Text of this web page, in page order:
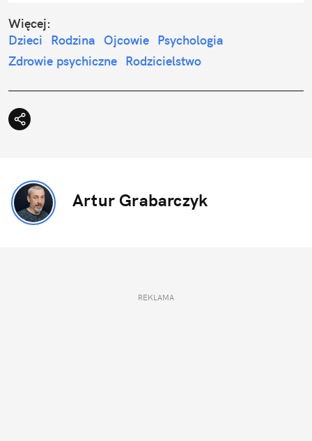
Więcej:
Dzieci
Rodzina Ojcowie Psychologia
Zdrowie psychiczne Rodzicielstwo
Artur Grabarczyk
REKLAMA